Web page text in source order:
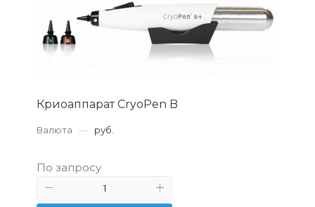
Криоаппарат CryoPen B
Валюта — руб.
По запросу